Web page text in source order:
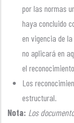
por las normas
haya concluido
en vigencia de la
no aplicará en
el
Los
estructural.
Nota: Los